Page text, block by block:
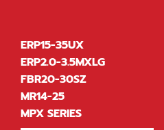
ERP15-35UX
ERP2.0-3.5MXLG
FBR20-30SZ
MR14-25
MPX SERIES